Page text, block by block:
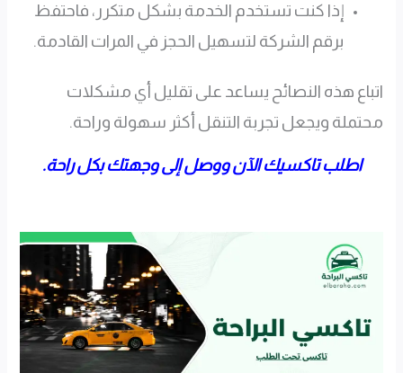
إذا كنت تستخدم الخدمة بشكل متكرر، فاحتفظ
برقم الشركة لتسهيل الحجز في المرات القادمة.
اتباع هذه النصائح يساعد على تقليل أي مشكلات
محتملة ويجعل تجربة التنقل أكثر سهولة وراحة.
اطلب تاكسيك الآن ووصل إلى وجهتك بكل راحة.